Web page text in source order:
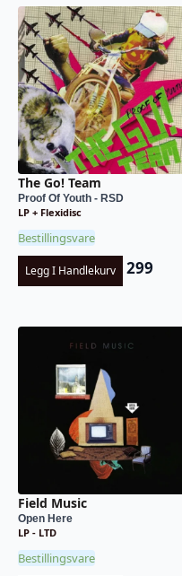
The Go! Team
Proof Of Youth - RSD
LP + Flexidisc
Bestillingsvare
Legg I Handlekurv 299
Field Music
Open Here
LP - LTD
Bestillingsvare